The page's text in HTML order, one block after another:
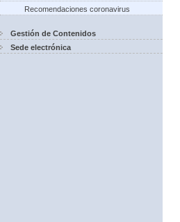
Recomendaciones coronavirus
Gestión de Contenidos
Sede electrónica